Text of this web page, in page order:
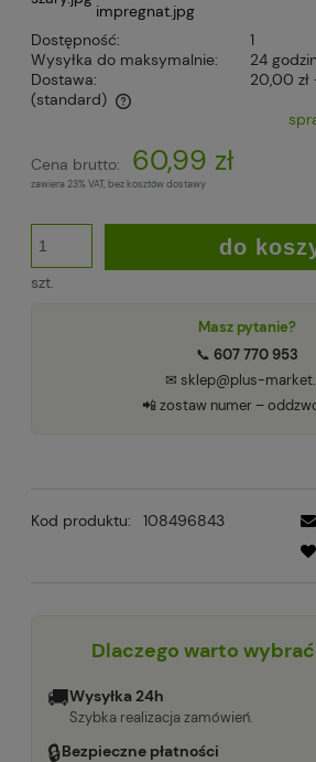
Dostępność:
1
Wysyłka do maksymalnie:
24
Dostawa:
20,00 zł
(standard)
Cena nie zawiera ewentualnych
Cena brutto: 60,99 zł
zawiera 23% VAT, bez kosztów dostawy
szt.
do
Masz pytanie?
📞 607 770 953
✉ sklep@plus-
📲 zostaw numer –
Kod produktu: 108496843
Dlaczego warto
🚚Wysyłka 24h
Szybka realizacja zamówień.
🔒Bezpieczne płatności